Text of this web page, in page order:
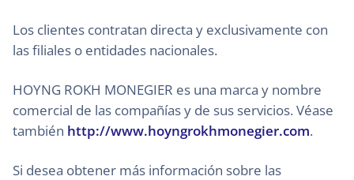
Los clientes contratan directa y exclusivamente con
las filiales o entidades nacionales.
HOYNG ROKH MONEGIER es una marca y nombre
comercial de las compañías y de sus servicios. Véase
también http://www.hoyngrokhmonegier.com.
Si desea obtener más información sobre las